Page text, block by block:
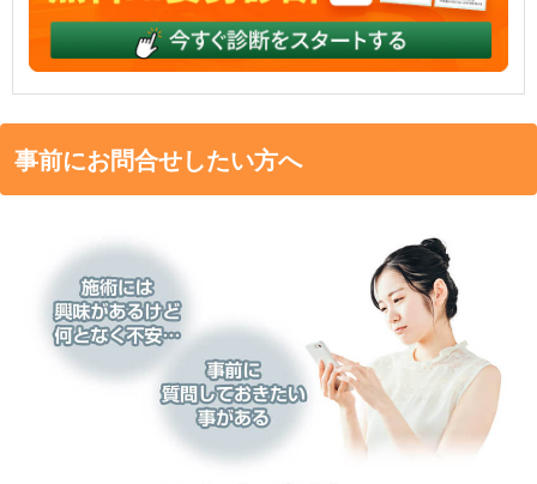
事前にお問合せしたい方へ